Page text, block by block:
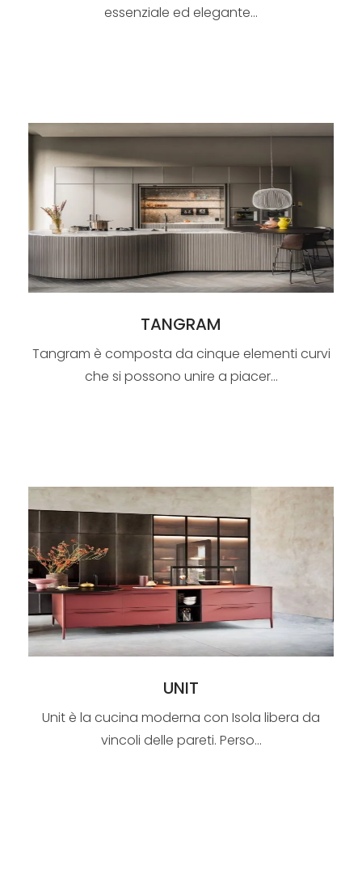
essenziale ed elegante...
TANGRAM
Tangram è composta da cinque elementi curvi
che si possono unire a piacer...
UNIT
Unit è la cucina moderna con Isola libera da
vincoli delle pareti. Perso...